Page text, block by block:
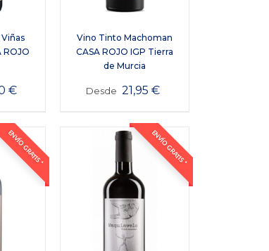
ROJO
€
Vino Tinto Machoman
CASA ROJO IGP Tierra
de Murcia
Desde 21,95€
ENVÍO GRATIS * ENVÍO GRATIS *